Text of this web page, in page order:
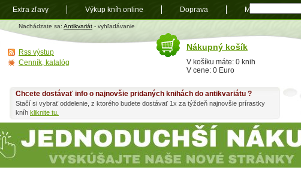
Antikvariát
shop.sk
Nachádzate sa: Antikvariát - vyhľadávanie
Chcete dostávať info o najnovšie pridaných knihách do antikvariátu ?
Stačí si vybrať oddelenie, z ktorého budete dostávať 1x za týždeň najnovšie prírastky
kníh kliknite tu.
Nákupný košík
V košíku máte: 0 knih
V cene: 0 Euro
Rss výstup
Cenník, katalóg
Extra zľavy Výkup kníh online Doprava Mapa